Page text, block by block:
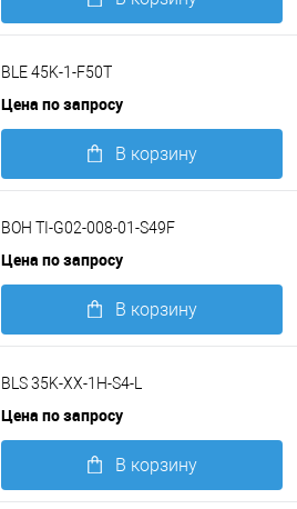
BLE 45K-1-F50T
Цена по запросу
В корзину
BOH TI-G02-008-01-S49F
Цена по запросу
В корзину
BLS 35K-XX-1H-S4-L
Цена по запросу
В корзину